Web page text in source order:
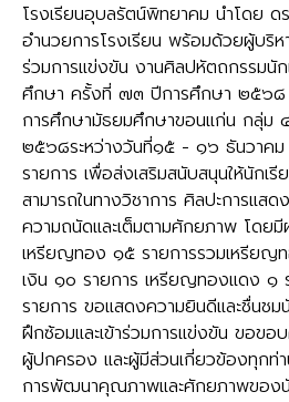
โรงเรียนอุบลรัตน์พิทยาคม นำโดย
อำนวยการโรงเรียน พร้อมด้วยผู้บริห
ร่วมการแข่งขัน งานศิลปหัตถกรรมนัก
ศึกษา ครั้งที่ ๗๓ ปีการศึกษา ๒๕๖๘
การศึกษามัธยมศึกษาขอนแก่น กลุ่ม
๒๕๖๘ระหว่างวันที่๑๕ - ๑๖ ธันวาค
รายการ เพื่อส่งเสริมสนับสนุนให้นักเ
สามารถในทางวิชาการ ศิลปะการแส
ความถนัดและเต็มตามศักยภาพ โดย
เหรียญทอง ๑๕ รายการรวมเหรียญ
เงิน ๑๐ รายการ เหรียญทองแดง ๑
รายการ ขอแสดงความยินดีและชื่นชม
ฝึกซ้อมและเข้าร่วมการแข่งขัน ขอข
ผู้ปกครอง และผู้มีส่วนเกี่ยวข้องทุกท่
การพัฒนาคุณภาพและศักยภาพของ